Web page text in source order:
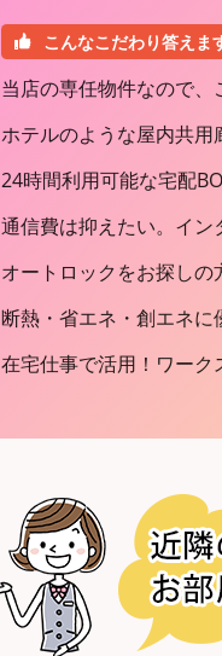
こんなこだわり答えま
当店の専任物件なので、
ホテルのような屋内共用
24時間利用可能な宅配
通信費は抑えたい。イン
オートロックをお探しの
断熱・省エネ・創エネに
在宅仕事で活用！ワーク